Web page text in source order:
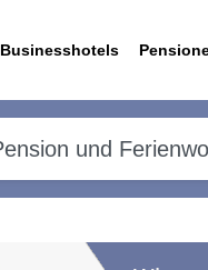
Businesshotels